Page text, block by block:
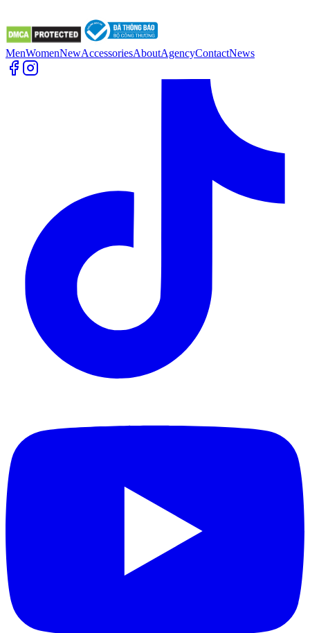
MenWomenNewAccessoriesAboutAgencyContactNews